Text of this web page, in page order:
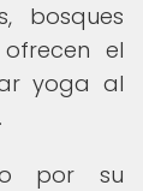
bosques
el
yoga al
por su